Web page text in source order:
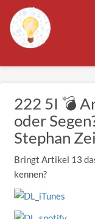
222 5I 💣
oder
Stephan
Bringt Artikel 13
kennen?